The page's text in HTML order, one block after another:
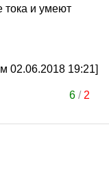
тока и умеют
02.06.2018 19:21]
6/ 2